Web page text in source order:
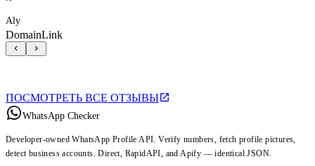
Aly
DomainLink
ПОСМОТРЕТЬ ВСЕ ОТЗЫВЫ
WhatsApp Checker
Developer-owned WhatsApp Profile API. Verify numbers, fetch profile pictures,
detect business accounts. Direct, RapidAPI, and Apify — identical JSON.